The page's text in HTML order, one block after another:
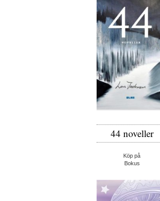
44 noveller
Köp på
Bokus